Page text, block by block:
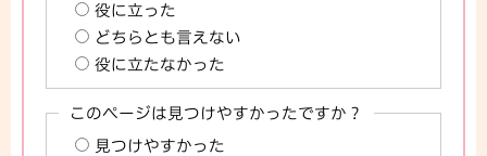
役に立った
どちらとも言えない
役に立たなかった
このページは見つけやすかったですか？
見つけやすかった